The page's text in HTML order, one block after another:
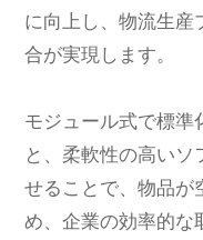
に向上し、物流生産
合が実現します。
モジュール式で標準
と、柔軟性の高い
せることで、物品が
め、企業の効率的な